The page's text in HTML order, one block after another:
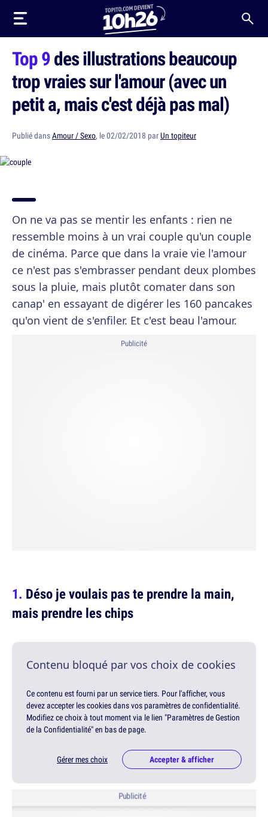
Top 9des illustrations beaucoup
trop vraies sur l'amour (avec un
petit a, mais c'est déjà pas mal)
Publié dansAmour / Sexo, le 02/02/2018 parUn topiteur
On ne va pas se mentir les enfants : rien ne
ressemble moins à un vrai couple qu'un couple
de cinéma. Parce que dans la vraie vie l'amour
ce n'est pas s'embrasser pendant deux plombes
sous la pluie, mais plutôt comater dans son
canap' en essayant de digérer les 160 pancakes
qu'on vient de s'enfiler. Et c'est beau l'amour.
Publicité
Déso je voulais pas te prendre la main,
mais prendre les chips
Contenu bloqué par vos choix de cookies
Ce contenu est fourni par un service tiers. Pour l'afficher, vous
devez accepter les cookies dans vos paramètres de confidentialité.
Modifiez ce choix à tout moment via le lien "Paramètres de Gestion
de la Confidentialité" en bas de page.
Gérer mes choix Accepter & afficher
Publicité